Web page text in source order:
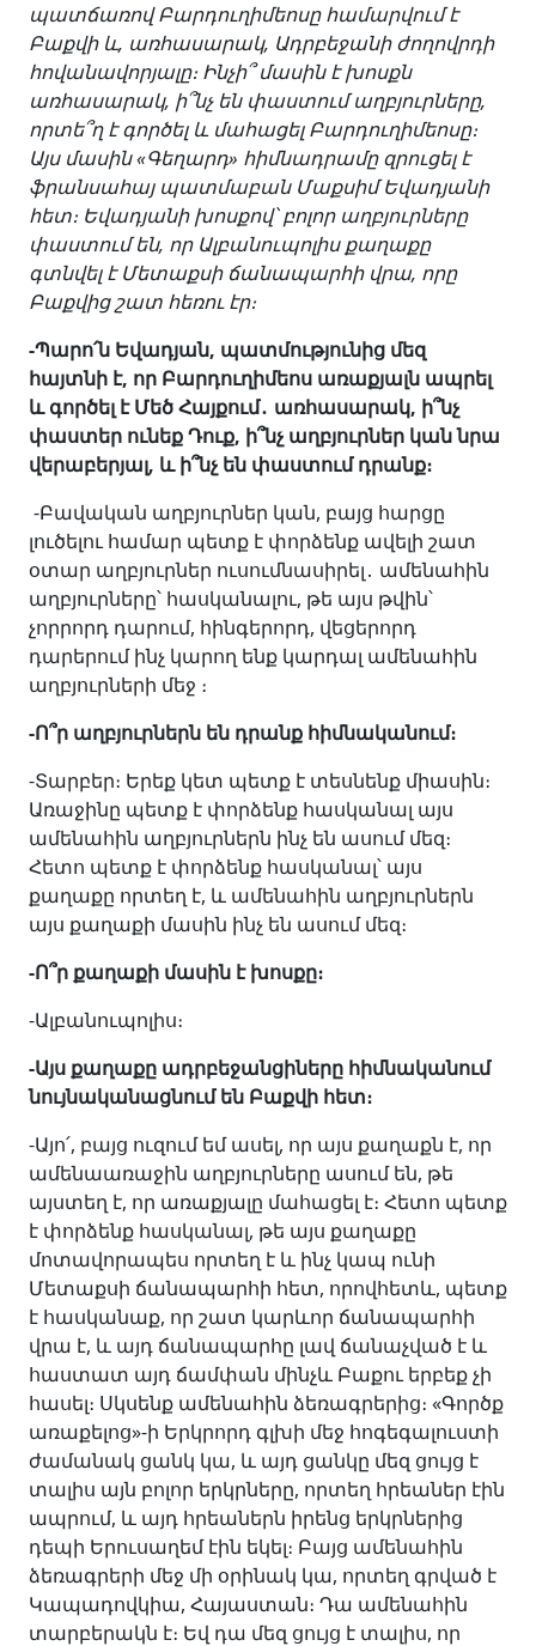
պատճառով Բարդուղիմեոսը համարվում է
Բաքվի և, առհասարակ, Ադրբեջանի ժողովրդի
հովանավորյալը։ Ինչի՞ մասին է խոսքն
առհասարակ, ի՞նչ են փաստում աղբյուրները,
որտե՞ղ է գործել և մահացել Բարդուղիմեոսը։
Այս մասին «Գեղարդ» հիմնադրամը զրուցել է
ֆրանսահայ պատմաբան Մաքսիմ Եվադյանի
հետ։ Եվադյանի խոսքով՝ բոլոր աղբյուրները
փաստում են, որ Ալբանուպոլիս քաղաքը
գտնվել է Մետաքսի ճանապարհի վրա, որը
Բաքվից շատ հեռու էր։
-Պարո՛ն Եվադյան, պատմությունից մեզ
հայտնի է, որ Բարդուղիմեոս առաքյալն ապրել
և գործել է Մեծ Հայքում․ առհասարակ, ի՞նչ
փաստեր ունեք Դուք, ի՞նչ աղբյուրներ կան նրա
վերաբերյալ, և ի՞նչ են փաստում դրանք։
-Բավական աղբյուրներ կան, բայց հարցը
լուծելու համար պետք է փորձենք ավելի շատ
օտար աղբյուրներ ուսումնասիրել․ ամենահին
աղբյուրները՝ հասկանալու, թե այս թվին՝
չորրորդ դարում, հինգերորդ, վեցերորդ
դարերում ինչ կարող ենք կարդալ ամենահին
աղբյուրների մեջ ։
-Ո՞ր աղբյուրներն են դրանք հիմնականում։
-Տարբեր։ Երեք կետ պետք է տեսնենք միասին։
Առաջինը պետք է փորձենք հասկանալ այս
ամենահին աղբյուրներն ինչ են ասում մեզ։
Հետո պետք է փորձենք հասկանալ՝ այս
քաղաքը որտեղ է, և ամենահին աղբյուրներն
այս քաղաքի մասին ինչ են ասում մեզ։
-Ո՞ր քաղաքի մասին է խոսքը։
-Ալբանուպոլիս։
-Այս քաղաքը ադրբեջանցիները հիմնականում
նույնականացնում են Բաքվի հետ։
-Այո՛, բայց ուզում եմ ասել, որ այս քաղաքն է, որ
ամենաառաջին աղբյուրները ասում են, թե
այստեղ է, որ առաքյալը մահացել է։ Հետո պետք
է փորձենք հասկանալ, թե այս քաղաքը
մոտավորապես որտեղ է և ինչ կապ ունի
Մետաքսի ճանապարհի հետ, որովհետև, պետք
է հասկանաք, որ շատ կարևոր ճանապարհի
վրա է, և այդ ճանապարհը լավ ճանաչված է և
հաստատ այդ ճամփան մինչև Բաքու երբեք չի
հասել։ Սկսենք ամենահին ձեռագրերից։ «Գործք
առաքելոց»-ի Երկրորդ գլխի մեջ հոգեգալուստի
ժամանակ ցանկ կա, և այդ ցանկը մեզ ցույց է
տալիս այն բոլոր երկրները, որտեղ հրեաներ էին
ապրում, և այդ հրեաներն իրենց երկրներից
դեպի Երուսաղեմ էին եկել։ Բայց ամենահին
ձեռագրերի մեջ մի օրինակ կա, որտեղ գրված է
Կապադովկիա, Հայաստան։ Դա ամենահին
տարբերակն է։ Եվ դա մեզ ցույց է տալիս, որ